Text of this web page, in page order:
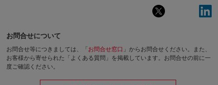
お問合せについて
お問合せ等につきましては、「 お問合せ窓口 」からお問合せください。
また、
お客様から寄せられた「よくある質問」を掲載しています。お問合せの前に一
度ご確認ください。